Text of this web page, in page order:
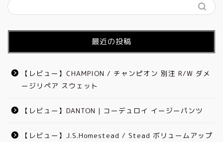
最近の投稿
【レビュー】CHAMPION / チャンピオン 別注 R/W ダメ
ージリペア スウェット
【レビュー】DANTON | コーデュロイ イージーパンツ
【レビュー】J.S.Homestead / Stead ボリュームアップ